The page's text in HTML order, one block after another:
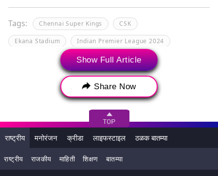
Tags: Chennai Super Kings CSK
Ekana Stadium Indian Premier League 2024
KL Rahul LSG LSG vs CSK
Lucknow Super Giants
Lucknow Super Giants vs Chennai Super Kings
आयपीएल 2024
इंडियन प्रीमियर लीग 2024 एकना स्टेडियम एमएस धोनी
चेन्नई सुपर किंग्स लखनौ सुपर जायंट्स
Show Full Article
Share Now
राष्ट्रीय मनोरंजन क्रीडा लाइफस्टाइल ठळक बातम्या
राष्ट्रीय राजकीय माहिती शिक्षण बातम्या